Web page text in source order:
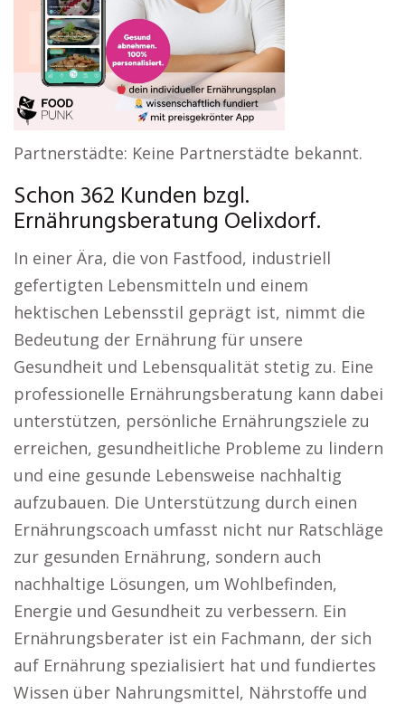
Partnerstädte: Keine Partnerstädte bekannt.
Schon 362 Kunden bzgl.
Ernährungsberatung Oelixdorf.
In einer Ära, die von Fastfood, industriell
gefertigten Lebensmitteln und einem
hektischen Lebensstil geprägt ist, nimmt die
Bedeutung der Ernährung für unsere
Gesundheit und Lebensqualität stetig zu. Eine
professionelle Ernährungsberatung kann dabei
unterstützen, persönliche Ernährungsziele zu
erreichen, gesundheitliche Probleme zu lindern
und eine gesunde Lebensweise nachhaltig
aufzubauen. Die Unterstützung durch einen
Ernährungscoach umfasst nicht nur Ratschläge
zur gesunden Ernährung, sondern auch
nachhaltige Lösungen, um Wohlbefinden,
Energie und Gesundheit zu verbessern. Ein
Ernährungsberater ist ein Fachmann, der sich
auf Ernährung spezialisiert hat und fundiertes
Wissen über Nahrungsmittel, Nährstoffe und